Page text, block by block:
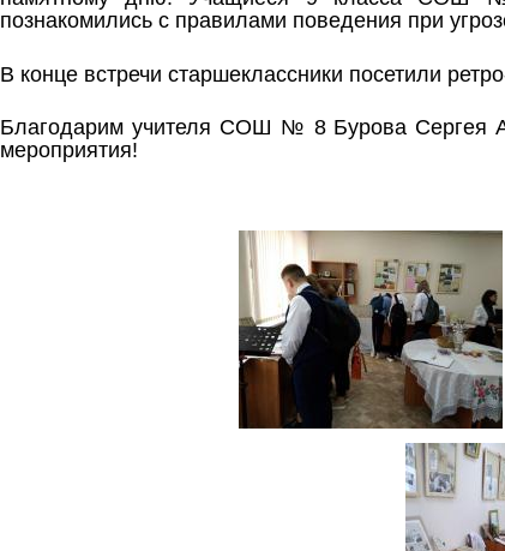
познакомились с правилами поведения при
В конце встречи старшеклассники посетили
Благодарим учителя СОШ № 8 Бурова Сергея
мероприятия!